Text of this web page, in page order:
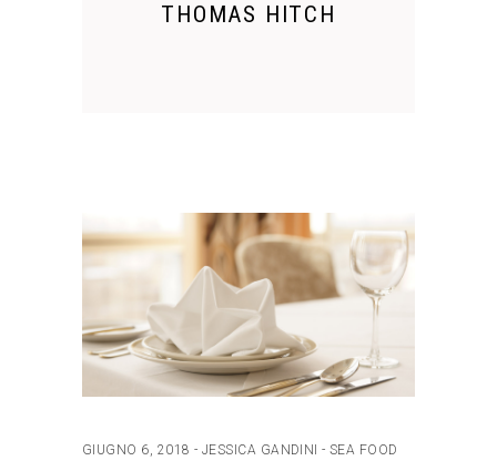
THOMAS HITCH
GIUGNO 6, 2018 JESSICA GANDINI SEA FOOD